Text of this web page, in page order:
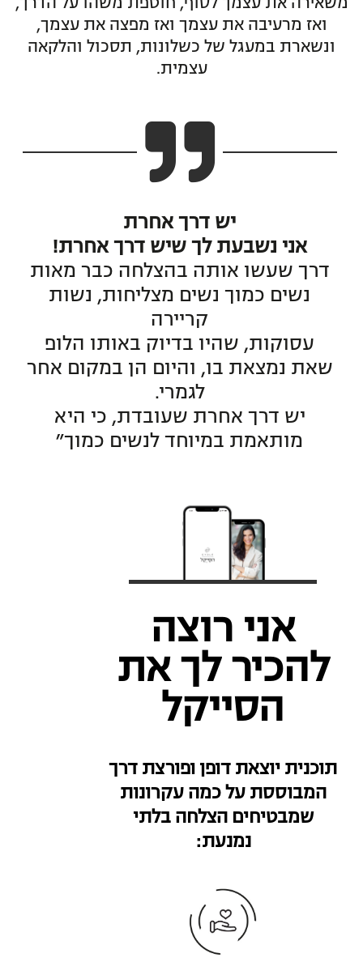
משאירה את עצמך לסוף, חוטפת משהו על הדרך,
ואז מרעיבה את עצמך ואז מפצה את עצמך,
ונשארת במעגל של כשלונות, תסכול והלקאה
עצמית.
יש דרך אחרת
אני נשבעת לך שיש דרך אחרת!
דרך שעשו אותה בהצלחה כבר מאות
נשים כמוך נשים מצליחות, נשות
קריירה
עסוקות, שהיו בדיוק באותו הלופ
שאת נמצאת בו, והיום הן במקום אחר
לגמרי.
יש דרך אחרת שעובדת, כי היא
מותאמת במיוחד לנשים כמוך״
אני רוצה
להכיר לך את
הסייקל
תוכנית יוצאת דופן ופורצת דרך
המבוססת על כמה עקרונות
שמבטיחים הצלחה בלתי
נמנעת: